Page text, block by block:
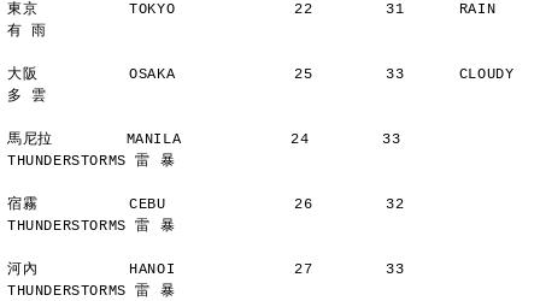
東京          TOKYO             22        31      RAIN
有 雨
大阪          OSAKA             25        33      CLOUDY
多 雲
馬尼拉        MANILA            24        33
THUNDERSTORMS 雷 暴
宿霧          CEBU              26        32
THUNDERSTORMS 雷 暴
河內          HANOI             27        33
THUNDERSTORMS 雷 暴